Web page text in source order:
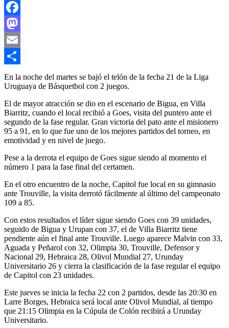
Facebook
Mastodon
Email
Compartir
En la noche del martes se bajó el telón de la fecha 21 de la Liga
Uruguaya de Básquetbol con 2 juegos.
El de mayor atracción se dio en el escenario de Bigua, en Villa
Biarritz, cuando el local recibió a Goes, visita del puntero ante el
segundo de la fase regular. Gran victoria del pato ante el misionero
95 a 91, en lo que fue uno de los mejores partidos del torneo, en
emotividad y en nivel de juego.
Pese a la derrota el equipo de Goes sigue siendo al momento el
número 1 para la fase final del certamen.
En el otro encuentro de la noche, Capitol fue local en su gimnasio
ante Trouville, la visita derrotó fácilmente al último del campeonato
109 a 85.
Con estos resultados el líder sigue siendo Goes con 39 unidades,
seguido de Bigua y Urupan con 37, el de Villa Biarritz tiene
pendiente aún el final ante Trouville. Luego aparece Malvin con 33,
Aguada y Peñarol con 32, Olimpia 30, Trouville, Defensor y
Nacional 29, Hebraica 28, Olivol Mundial 27, Urunday
Universitario 26 y cierra la clasificación de la fase regular el equipo
de Capitol con 23 unidades.
Este jueves se inicia la fecha 22 con 2 partidos, desde las 20:30 en
Larre Borges, Hebraica será local ante Olivol Mundial, al tiempo
que 21:15 Olimpia en la Cúpula de Colón recibirá a Urunday
Universitario.